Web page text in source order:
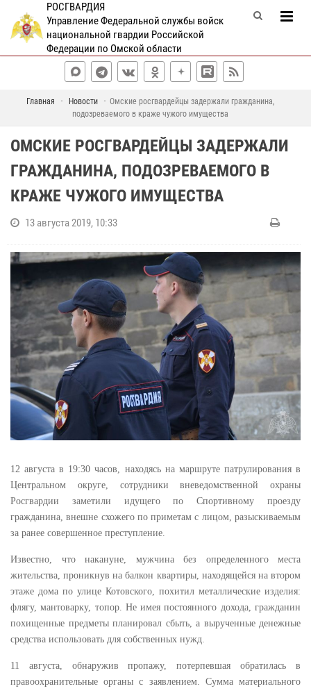
РОСГВАРДИЯ
Управление Федеральной службы войск
национальной гвардии Российской
Федерации по Омской области
Главная Новости
Омские росгвардейцы задержали гражданина,
подозреваемого в краже чужого имущества
ОМСКИЕ РОСГВАРДЕЙЦЫ ЗАДЕРЖАЛИ
ГРАЖДАНИНА, ПОДОЗРЕВАЕМОГО В
КРАЖЕ ЧУЖОГО ИМУЩЕСТВА
13 августа 2019, 10:33
12 августа в 19:30 часов, находясь на маршруте патрулирования в
Центральном округе, сотрудники вневедомственной охраны
Росгвардии заметили идущего по Спортивному проезду
гражданина, внешне схожего по приметам с лицом, разыскиваемым
за ранее совершенное преступление.
Известно, что накануне, мужчина без определенного места
жительства, проникнув на балкон квартиры, находящейся на втором
этаже дома по улице Котовского, похитил металлические изделия:
флягу, мантоварку, топор. Не имея постоянного дохода, гражданин
похищенные предметы планировал сбыть, а вырученные денежные
средства использовать для собственных нужд.
11 августа, обнаружив пропажу, потерпевшая обратилась в
правоохранительные органы с заявлением. Сумма материального